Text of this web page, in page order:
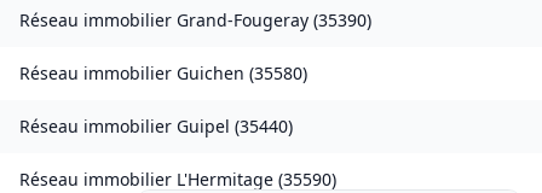
Réseau immobilier Grand-Fougeray (35390)
Réseau immobilier Guichen (35580)
Réseau immobilier Guipel (35440)
Réseau immobilier L'Hermitage (35590)